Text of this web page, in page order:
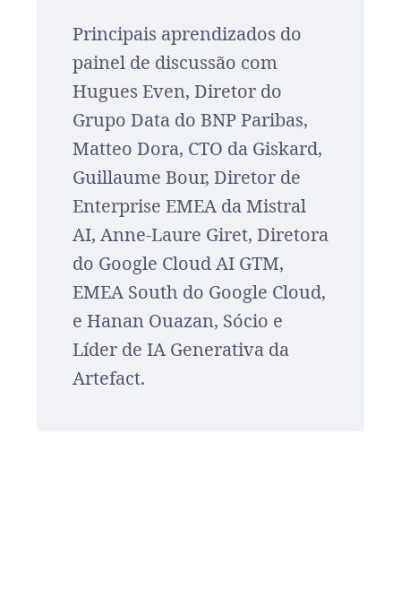
Principais aprendizados do
painel de discussão com
Hugues Even, Diretor do
Grupo Data do BNP Paribas,
Matteo Dora, CTO da Giskard,
Guillaume Bour, Diretor de
Enterprise EMEA da Mistral
AI, Anne-Laure Giret, Diretora
do Google Cloud AI GTM,
EMEA South do Google Cloud,
e Hanan Ouazan, Sócio e
Líder de IA Generativa da
Artefact.